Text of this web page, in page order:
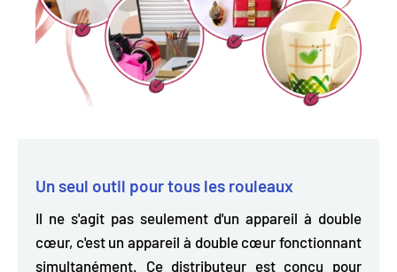
Un seul outil pour tous les rouleaux
Il ne s'agit pas seulement d'un appareil à double
cœur, c'est un appareil à double cœur fonctionnant
simultanément. Ce distributeur est conçu pour